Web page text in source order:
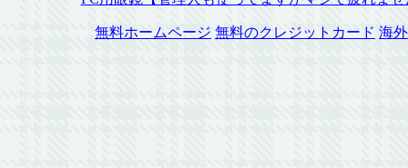
無料ホームページ 無料のクレジットカード 海